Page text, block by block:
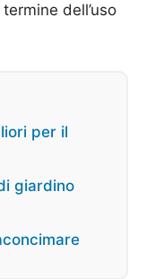
dell’uso
per il
giardino